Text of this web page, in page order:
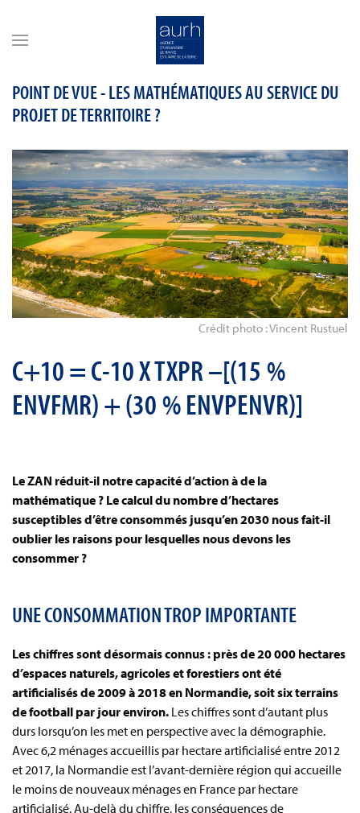
POINT DE VUE - LES MATHÉMATIQUES AU SERVICE DU
PROJET DE TERRITOIRE ?
Crédit photo : Vincent Rustuel
C+10 = C-10 X TXPR –[(15 %
ENVFMR) + (30 % ENVPENVR)]
Le ZAN réduit-il notre capacité d’action à de la
mathématique ? Le calcul du nombre d’hectares
susceptibles d’être consommés jusqu’en 2030 nous fait-il
oublier les raisons pour lesquelles nous devons les
consommer ?
UNE CONSOMMATION TROP IMPORTANTE
Les chiffres sont désormais connus : près de 20 000 hectares
d’espaces naturels, agricoles et forestiers ont été
artificialisés de 2009 à 2018 en Normandie, soit six terrains
de football par jour environ. Les chiffres sont d’autant plus
durs lorsqu’on les met en perspective avec la démographie.
Avec 6,2 ménages accueillis par hectare artificialisé entre 2012
et 2017, la Normandie est l’avant-dernière région qui accueille
le moins de nouveaux ménages en France par hectare
artificialisé. Au-delà du chiffre, les conséquences de